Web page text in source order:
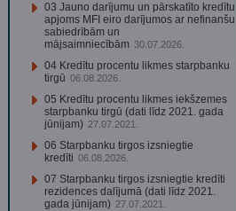
03 Jauno darījumu un pārskatīto kredītu
apjoms MFI eiro darījumos ar nefinanšu
sabiedrībām un
mājsaimniecībām 30.07.2026.
04 Kredītu procentu likmes starpbanku
tirgū 06.08.2026.
05 Kredītu procentu likmes iekšzemes
starpbanku tirgū (dati līdz 2021. gada
jūnijam) 27.07.2021.
06 Starpbanku tirgos izsniegtie
kredīti 06.08.2026.
07 Starpbanku tirgos izsniegtie kredīti
rezidences dalījumā (dati līdz 2021.
gada jūnijam) 27.07.2021.